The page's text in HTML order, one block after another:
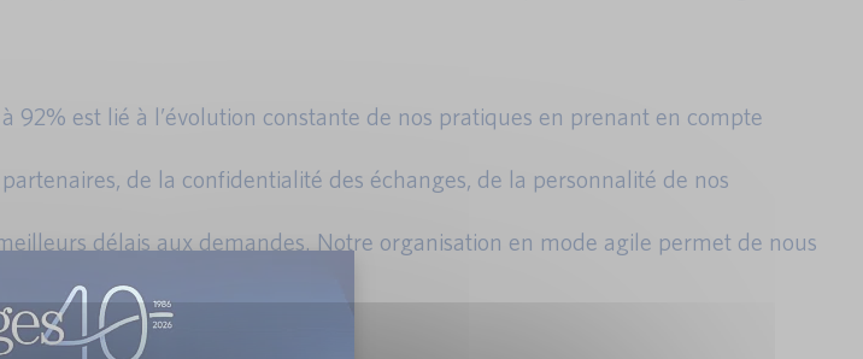
92% est lié à l’évolution constante de nos pratiques en prenant en compte
de la confidentialité des échanges, de la personnalité de nos
délais aux demandes. Notre organisation en mode agile permet de nous